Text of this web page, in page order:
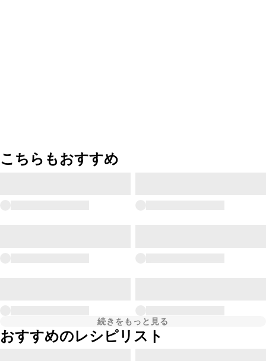
こちらもおすすめ
続きをもっと見る
おすすめのレシピリスト